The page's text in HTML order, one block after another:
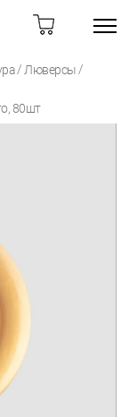
/ Люверсы /
80шт